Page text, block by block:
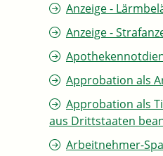
Anzeige -
Anzeige -
Approbation als
Approbation als
aus Drittstaaten
Arbeitnehmer-